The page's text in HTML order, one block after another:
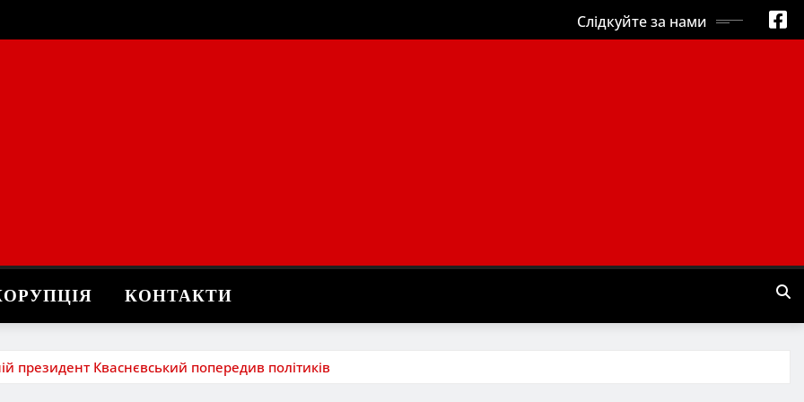
Слідкуйте за нами
КОНТАКТИ
президент Кваснєвський попередив політиків